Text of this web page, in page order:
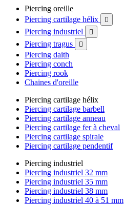
Piercing oreille
Piercing cartilage hélix

Piercing industriel 
Piercing tragus 
Piercing daith
Piercing conch
Piercing rook
Chaines d'oreille
Piercing cartilage hélix
Piercing cartilage barbell
Piercing cartilage anneau
Piercing cartilage fer à cheval
Piercing cartilage spirale
Piercing cartilage pendentif
Piercing industriel
Piercing industriel 32 mm
Piercing industriel 35 mm
Piercing industriel 38 mm
Piercing industriel 40 à 51 mm